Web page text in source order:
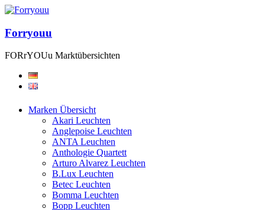
Forryouu
FORrYOUu Marktübersichten
Marken Übersicht
Akari Leuchten
Anglepoise Leuchten
ANTA Leuchten
Anthologie Quartett
Arturo Alvarez Leuchten
B.Lux Leuchten
Betec Leuchten
Bomma Leuchten
Bopp Leuchten